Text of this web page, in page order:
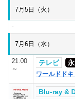
7月5日（火）
-
7月6日（水）
21:00
～
テレビ
ワールドド
Blu-ray &